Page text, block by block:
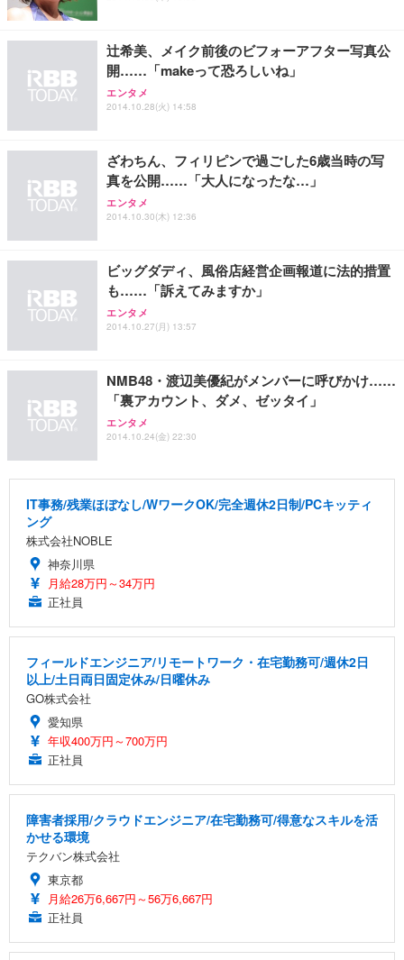
辻希美、メイク前後のビフォーアフター写真公
開……「makeって恐ろしいね」
エンタメ
2014.10.28(火) 14:58
ざわちん、フィリピンで過ごした6歳当時の写
真を公開……「大人になったな…」
エンタメ
2014.10.30(木) 12:36
ビッグダディ、風俗店経営企画報道に法的措置
も……「訴えてみますか」
エンタメ
2014.10.27(月) 13:57
NMB48・渡辺美優紀がメンバーに呼びかけ……
「裏アカウント、ダメ、ゼッタイ」
エンタメ
2014.10.24(金) 22:30
IT事務/残業ほぼなし/WワークOK/完全週休2日制/PCキッティ
ング
株式会社NOBLE
神奈川県
月給28万円～34万円
正社員
フィールドエンジニア/リモートワーク・在宅勤務可/週休2日
以上/土日両日固定休み/日曜休み
GO株式会社
愛知県
年収400万円～700万円
正社員
障害者採用/クラウドエンジニア/在宅勤務可/得意なスキルを活
かせる環境
テクバン株式会社
東京都
月給26万6,667円～56万6,667円
正社員